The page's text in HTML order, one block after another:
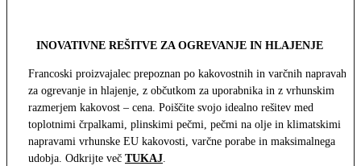
INOVATIVNE REŠITVE ZA OGREVANJE IN HLAJENJE
Francoski proizvajalec prepoznan po kakovostnih in varčnih napravah
za ogrevanje in hlajenje, z občutkom za uporabnika in z vrhunskim
razmerjem kakovost – cena. Poiščite svojo idealno rešitev med
toplotnimi črpalkami, plinskimi pečmi, pečmi na olje in klimatskimi
napravami vrhunske EU kakovosti, varčne porabe in maksimalnega
udobja. Odkrijte več TUKAJ.